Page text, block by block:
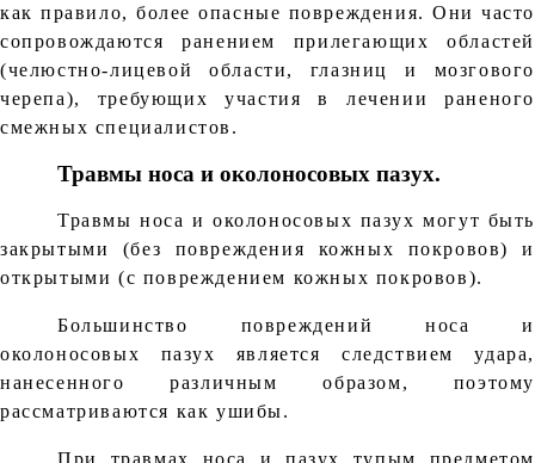
как правило, более опасные повреждения. Они часто
сопровождаются ранением прилегающих областей
(челюстно-лицевой области, глазниц и мозгового
черепа), требующих участия в лечении раненого
смежных специалистов.
Травмы носа и околоносовых пазух.
Травмы носа и околоносовых пазух могут быть
закрытыми (без повреждения кожных покровов) и
открытыми (с повреждением кожных покровов).
Большинство повреждений носа и
околоносовых пазух является следствием удара,
нанесенного различным образом, поэтому
рассматриваются как ушибы.